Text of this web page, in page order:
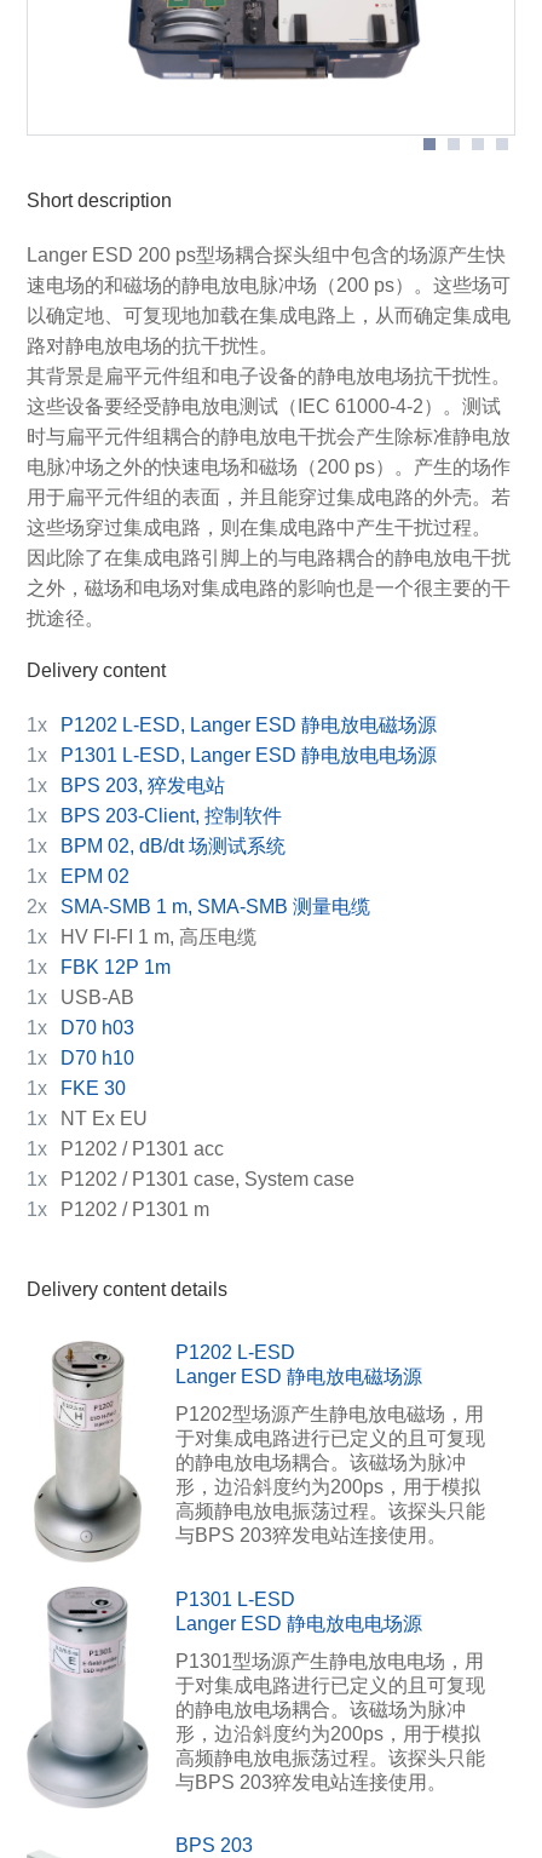
marked * are not includedin the scope of delivery.)
Scope of delivery P1202 / P1301 L-ESD set
Short description
Langer ESD 200 ps型场耦合探头组中包含的场源产生快
速电场的和磁场的静电放电脉冲场（200 ps）。这些场可
以确定地、可复现地加载在集成电路上，从而确定集成电
路对静电放电场的抗干扰性。
其背景是扁平元件组和电子设备的静电放电场抗干扰性。
这些设备要经受静电放电测试（IEC 61000-4-2）。测试
时与扁平元件组耦合的静电放电干扰会产生除标准静电放
电脉冲场之外的快速电场和磁场（200 ps）。产生的场作
用于扁平元件组的表面，并且能穿过集成电路的外壳。若
这些场穿过集成电路，则在集成电路中产生干扰过程。
因此除了在集成电路引脚上的与电路耦合的静电放电干扰
之外，磁场和电场对集成电路的影响也是一个很主要的干
扰途径。
Delivery content
1x
P1202 L-ESD, Langer ESD 静电放电磁场源
1x
P1301 L-ESD, Langer ESD 静电放电电场源
1x
BPS 203, 猝发电站
1x
BPS 203-Client, 控制软件
1x
BPM 02, dB/dt 场测试系统
1x
EPM 02
2x
SMA-SMB 1 m, SMA-SMB 测量电缆
1x
HV FI-FI 1 m, 高压电缆
1x
FBK 12P 1m
1x
USB-AB
1x
D70 h03
1x
D70 h10
1x
FKE 30
1x
NT Ex EU
1x
P1202 / P1301 acc
1x
P1202 / P1301 case, System case
1x
P1202 / P1301 m
Delivery content details
P1202 L-ESD
Langer ESD 静电放电磁场源
P1202型场源产生静电放电磁场，用
于对集成电路进行已定义的且可复现
的静电放电场耦合。该磁场为脉冲
形，边沿斜度约为200ps，用于模拟
高频静电放电振荡过程。该探头只能
与BPS 203猝发电站连接使用。
P1301 L-ESD
Langer ESD 静电放电电场源
P1301型场源产生静电放电电场，用
于对集成电路进行已定义的且可复现
的静电放电场耦合。该磁场为脉冲
形，边沿斜度约为200ps，用于模拟
高频静电放电振荡过程。该探头只能
与BPS 203猝发电站连接使用。
BPS 203